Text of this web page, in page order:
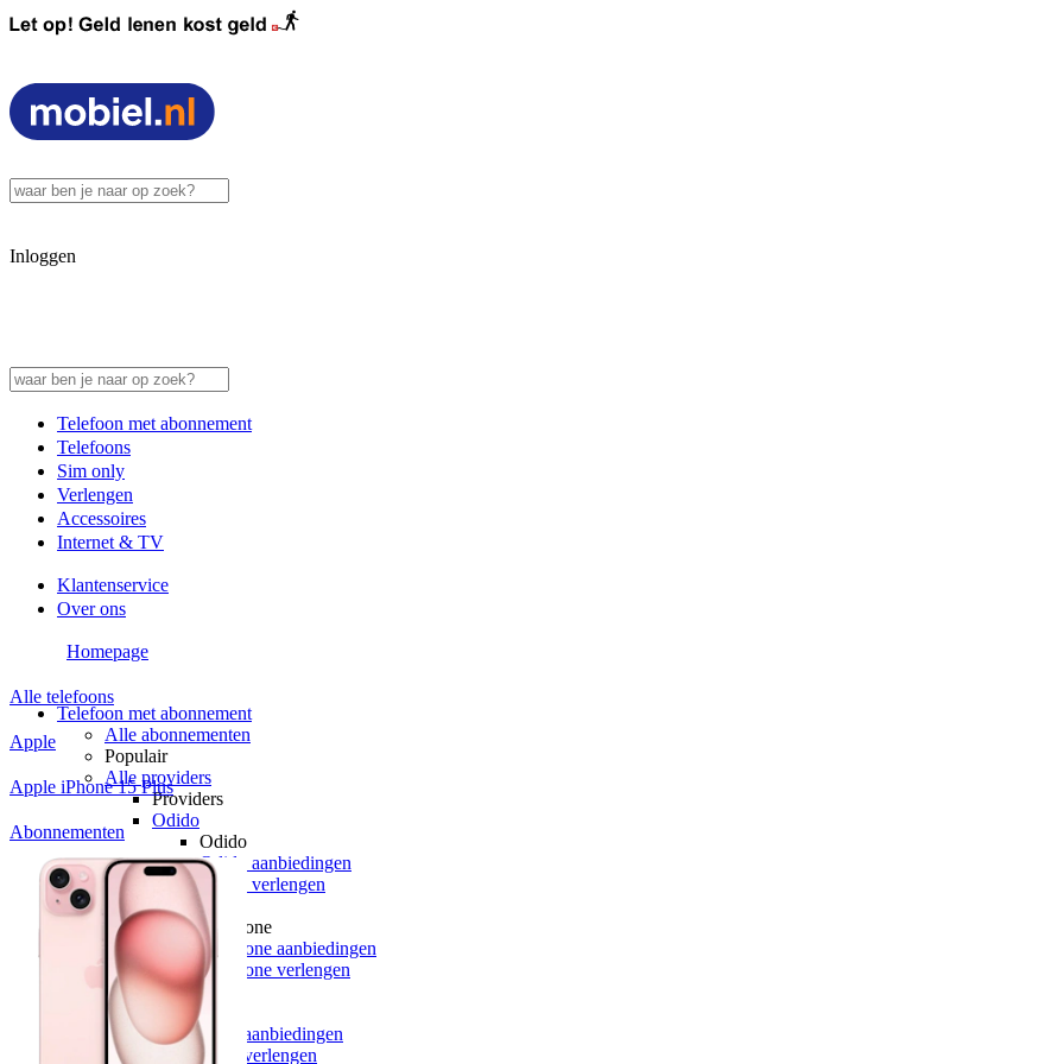
Inloggen
Telefoon met abonnement
Telefoons
Sim only
Verlengen
Accessoires
Internet & TV
Klantenservice
Over ons
Telefoon met abonnement
Alle abonnementen
Populair
Alle providers
Providers
Odido
Odido
Odido aanbiedingen
Odido verlengen
Vodafone
Vodafone
Vodafone aanbiedingen
Vodafone verlengen
KPN
KPN
KPN aanbiedingen
KPN verlengen
Homepage
Alle telefoons
Apple
Apple iPhone 15 Plus
Abonnementen